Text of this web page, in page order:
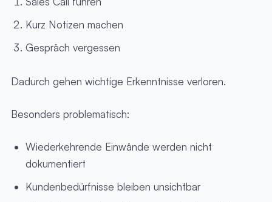
Kurz Notizen machen
Gespräch vergessen
Dadurch gehen wichtige Erkenntnisse verloren.
Besonders problematisch:
Wiederkehrende Einwände werden nicht
dokumentiert
Kundenbedürfnisse bleiben unsichtbar